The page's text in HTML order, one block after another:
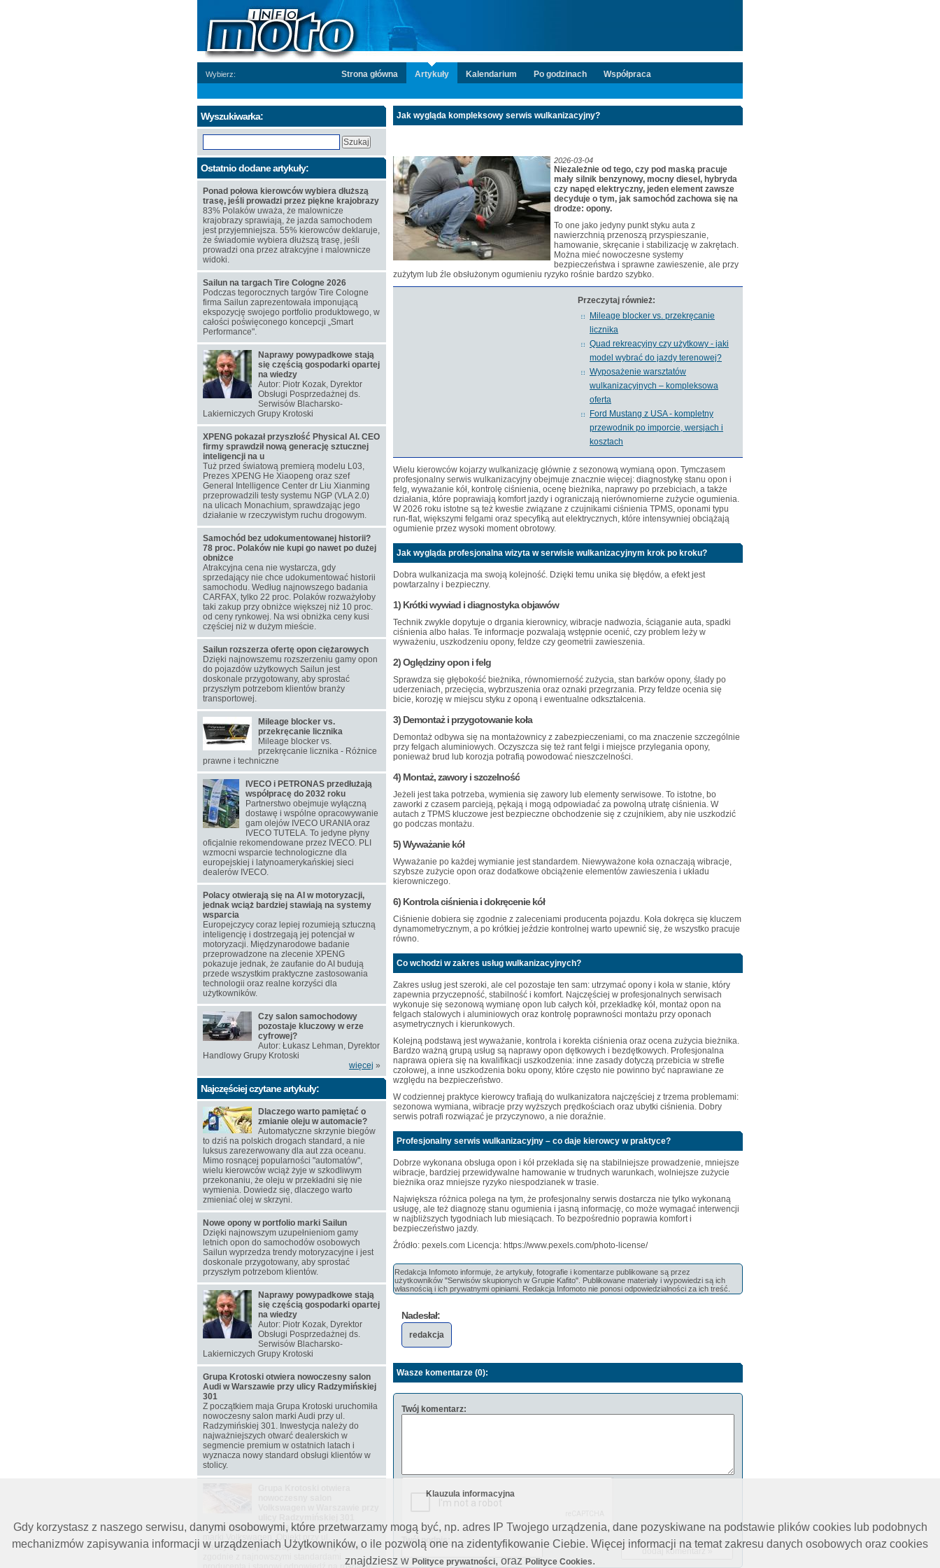
Wybierz: Strona główna Artykuły Kalendarium Po godzinach Współpraca
Jak wygląda kompleksowy serwis wulkanizacyjny?
2026-03-04
Niezależnie od tego, czy pod maską pracuje
mały silnik benzynowy, mocny diesel, hybryda
czy napęd elektryczny, jeden element zawsze
decyduje o tym, jak samochód zachowa się na
drodze: opony.
To one jako jedyny punkt styku auta z
nawierzchnią przenoszą przyspieszanie,
hamowanie, skręcanie i stabilizację w zakrętach.
Można mieć nowoczesne systemy
bezpieczeństwa i sprawne zawieszenie, ale przy
zużytym lub źle obsłużonym ogumieniu ryzyko rośnie bardzo szybko.
Przeczytaj również:
Mileage blocker vs. przekręcanie
licznika
Quad rekreacyjny czy użytkowy - jaki
model wybrać do jazdy terenowej?
Wyposażenie warsztatów
wulkanizacyjnych – kompleksowa
oferta
Ford Mustang z USA - kompletny
przewodnik po imporcie, wersjach i
kosztach
Wielu kierowców kojarzy wulkanizację głównie z sezonową wymianą opon. Tymczasem
profesjonalny serwis wulkanizacyjny obejmuje znacznie więcej: diagnostykę stanu opon i
felg, wyważanie kół, kontrolę ciśnienia, ocenę bieżnika, naprawy po przebiciach, a także
działania, które poprawiają komfort jazdy i ograniczają nierównomierne zużycie ogumienia.
W 2026 roku istotne są też kwestie związane z czujnikami ciśnienia TPMS, oponami typu
run-flat, większymi felgami oraz specyfiką aut elektrycznych, które intensywniej obciążają
ogumienie przez wysoki moment obrotowy.
Jak wygląda profesjonalna wizyta w serwisie wulkanizacyjnym krok po kroku?
Dobra wulkanizacja ma swoją kolejność. Dzięki temu unika się błędów, a efekt jest
powtarzalny i bezpieczny.
1) Krótki wywiad i diagnostyka objawów
Technik zwykle dopytuje o drgania kierownicy, wibracje nadwozia, ściąganie auta, spadki
ciśnienia albo hałas. Te informacje pozwalają wstępnie ocenić, czy problem leży w
wyważeniu, uszkodzeniu opony, feldze czy geometrii zawieszenia.
2) Oględziny opon i felg
Sprawdza się głębokość bieżnika, równomierność zużycia, stan barków opony, ślady po
uderzeniach, przecięcia, wybrzuszenia oraz oznaki przegrzania. Przy feldze ocenia się
bicie, korozję w miejscu styku z oponą i ewentualne odkształcenia.
3) Demontaż i przygotowanie koła
Demontaż odbywa się na montażownicy z zabezpieczeniami, co ma znaczenie szczególnie
przy felgach aluminiowych. Oczyszcza się też rant felgi i miejsce przylegania opony,
ponieważ brud lub korozja potrafią powodować nieszczelności.
4) Montaż, zawory i szczelność
Jeżeli jest taka potrzeba, wymienia się zawory lub elementy serwisowe. To istotne, bo
zaworki z czasem parcieją, pękają i mogą odpowiadać za powolną utratę ciśnienia. W
autach z TPMS kluczowe jest bezpieczne obchodzenie się z czujnikiem, aby nie uszkodzić
go podczas montażu.
5) Wyważanie kół
Wyważanie po każdej wymianie jest standardem. Niewyważone koła oznaczają wibracje,
szybsze zużycie opon oraz dodatkowe obciążenie elementów zawieszenia i układu
kierowniczego.
6) Kontrola ciśnienia i dokręcenie kół
Ciśnienie dobiera się zgodnie z zaleceniami producenta pojazdu. Koła dokręca się kluczem
dynamometrycznym, a po krótkiej jeździe kontrolnej warto upewnić się, że wszystko pracuje
równo.
Co wchodzi w zakres usług wulkanizacyjnych?
Zakres usług jest szeroki, ale cel pozostaje ten sam: utrzymać opony i koła w stanie, który
zapewnia przyczepność, stabilność i komfort. Najczęściej w profesjonalnych serwisach
wykonuje się sezonową wymianę opon lub całych kół, przekładkę kół, montaż opon na
felgach stalowych i aluminiowych oraz kontrolę poprawności montażu przy oponach
asymetrycznych i kierunkowych.
Kolejną podstawą jest wyważanie, kontrola i korekta ciśnienia oraz ocena zużycia bieżnika.
Bardzo ważną grupą usług są naprawy opon dętkowych i bezdętkowych. Profesjonalna
naprawa opiera się na kwalifikacji uszkodzenia: inne zasady dotyczą przebicia w strefie
czołowej, a inne uszkodzenia boku opony, które często nie powinno być naprawiane ze
względu na bezpieczeństwo.
W codziennej praktyce kierowcy trafiają do wulkanizatora najczęściej z trzema problemami:
sezonowa wymiana, wibracje przy wyższych prędkościach oraz ubytki ciśnienia. Dobry
serwis potrafi rozwiązać je przyczynowo, a nie doraźnie.
Profesjonalny serwis wulkanizacyjny – co daje kierowcy w praktyce?
Dobrze wykonana obsługa opon i kół przekłada się na stabilniejsze prowadzenie, mniejsze
wibracje, bardziej przewidywalne hamowanie w trudnych warunkach, wolniejsze zużycie
bieżnika oraz mniejsze ryzyko niespodzianek w trasie.
Największa różnica polega na tym, że profesjonalny serwis dostarcza nie tylko wykonaną
usługę, ale też diagnozę stanu ogumienia i jasną informację, co może wymagać interwencji
w najbliższych tygodniach lub miesiącach. To bezpośrednio poprawia komfort i
bezpieczeństwo jazdy.
Źródło: pexels.com Licencja: https://www.pexels.com/photo-license/
Redakcja Infomoto informuje, że artykuły, fotografie i komentarze publikowane są przez
użytkowników "Serwisów skupionych w Grupie Kafito". Publikowane materiały i wypowiedzi są ich
własnością i ich prywatnymi opiniami. Redakcja Infomoto nie ponosi odpowiedzialności za ich treść.
Nadesłał:
redakcja
Wasze komentarze (0):
Twój komentarz:
Twój podpis:
Wyszukiwarka:
Ostatnio dodane artykuły:
Ponad połowa kierowców wybiera dłuższą
trasę, jeśli prowadzi przez piękne krajobrazy
83% Polaków uważa, że malownicze
krajobrazy sprawiają, że jazda samochodem
jest przyjemniejsza. 55% kierowców deklaruje,
że świadomie wybiera dłuższą trasę, jeśli
prowadzi ona przez atrakcyjne i malownicze
widoki.
Sailun na targach Tire Cologne 2026
Podczas tegorocznych targów Tire Cologne
firma Sailun zaprezentowała imponującą
ekspozycję swojego portfolio produktowego, w
całości poświęconego koncepcji „Smart
Performance".
Naprawy powypadkowe stają
się częścią gospodarki opartej
na wiedzy
Autor: Piotr Kozak, Dyrektor
Obsługi Posprzedażnej ds.
Serwisów Blacharsko-
Lakierniczych Grupy Krotoski
XPENG pokazał przyszłość Physical AI. CEO
firmy sprawdził nową generację sztucznej
inteligencji na u
Tuż przed światową premierą modelu L03,
Prezes XPENG He Xiaopeng oraz szef
General Intelligence Center dr Liu Xianming
przeprowadzili testy systemu NGP (VLA 2.0)
na ulicach Monachium, sprawdzając jego
działanie w rzeczywistym ruchu drogowym.
Samochód bez udokumentowanej historii?
78 proc. Polaków nie kupi go nawet po dużej
obniżce
Atrakcyjna cena nie wystarcza, gdy
sprzedający nie chce udokumentować historii
samochodu. Według najnowszego badania
CARFAX, tylko 22 proc. Polaków rozważyłoby
taki zakup przy obniżce większej niż 10 proc.
od ceny rynkowej. Na wsi obniżka ceny kusi
częściej niż w dużym mieście.
Sailun rozszerza ofertę opon ciężarowych
Dzięki najnowszemu rozszerzeniu gamy opon
do pojazdów użytkowych Sailun jest
doskonale przygotowany, aby sprostać
przyszłym potrzebom klientów branży
transportowej.
Mileage blocker vs.
przekręcanie licznika
Mileage blocker vs.
przekręcanie licznika - Różnice
prawne i techniczne
IVECO i PETRONAS przedłużają
współpracę do 2032 roku
Partnerstwo obejmuje wyłączną
dostawę i wspólne opracowywanie
gam olejów IVECO URANIA oraz
IVECO TUTELA. To jedyne płyny
oficjalnie rekomendowane przez IVECO. PLI
wzmocni wsparcie technologiczne dla
europejskiej i latynoamerykańskiej sieci
dealerów IVECO.
Polacy otwierają się na AI w motoryzacji,
jednak wciąż bardziej stawiają na systemy
wsparcia
Europejczycy coraz lepiej rozumieją sztuczną
inteligencję i dostrzegają jej potencjał w
motoryzacji. Międzynarodowe badanie
przeprowadzone na zlecenie XPENG
pokazuje jednak, że zaufanie do AI budują
przede wszystkim praktyczne zastosowania
technologii oraz realne korzyści dla
użytkowników.
Czy salon samochodowy
pozostaje kluczowy w erze
cyfrowej?
Autor: Łukasz Lehman, Dyrektor
Handlowy Grupy Krotoski
więcej »
Najczęściej czytane artykuły:
Dlaczego warto pamiętać o
zmianie oleju w automacie?
Automatyczne skrzynie biegów
to dziś na polskich drogach standard, a nie
luksus zarezerwowany dla aut zza oceanu.
Mimo rosnącej popularności "automatów",
wielu kierowców wciąż żyje w szkodliwym
przekonaniu, że oleju w przekładni się nie
wymienia. Dowiedz się, dlaczego warto
zmieniać olej w skrzyni.
Nowe opony w portfolio marki Sailun
Dzięki najnowszym uzupełnieniom gamy
letnich opon do samochodów osobowych
Sailun wyprzedza trendy motoryzacyjne i jest
doskonale przygotowany, aby sprostać
przyszłym potrzebom klientów.
Naprawy powypadkowe stają
się częścią gospodarki opartej
na wiedzy
Autor: Piotr Kozak, Dyrektor
Obsługi Posprzedażnej ds.
Serwisów Blacharsko-
Lakierniczych Grupy Krotoski
Grupa Krotoski otwiera nowoczesny salon
Audi w Warszawie przy ulicy Radzymińskiej
301
Z początkiem maja Grupa Krotoski uruchomiła
nowoczesny salon marki Audi przy ul.
Radzymińskiej 301. Inwestycja należy do
najważniejszych otwarć dealerskich w
segmencie premium w ostatnich latach i
wyznacza nowy standard obsługi klientów w
stolicy.
Grupa Krotoski otwiera w maju nowy salon
marki Volkswagen. Obiekt przy ul.
Radzymińskiej 301 zaprojektowany został
Klauzula informacyjna
Gdy korzystasz z naszego serwisu, danymi osobowymi, które przetwarzamy mogą być, np. adres IP Twojego urządzenia, dane pozyskiwane na podstawie plików cookies lub podobnych
mechanizmów zapisywania informacji w urządzeniach Użytkowników, o ile pozwolą one na zidentyfikowanie Ciebie. Więcej informacji na temat zakresu danych osobowych oraz cookies
znajdziesz w Polityce prywatności, oraz Polityce Cookies.